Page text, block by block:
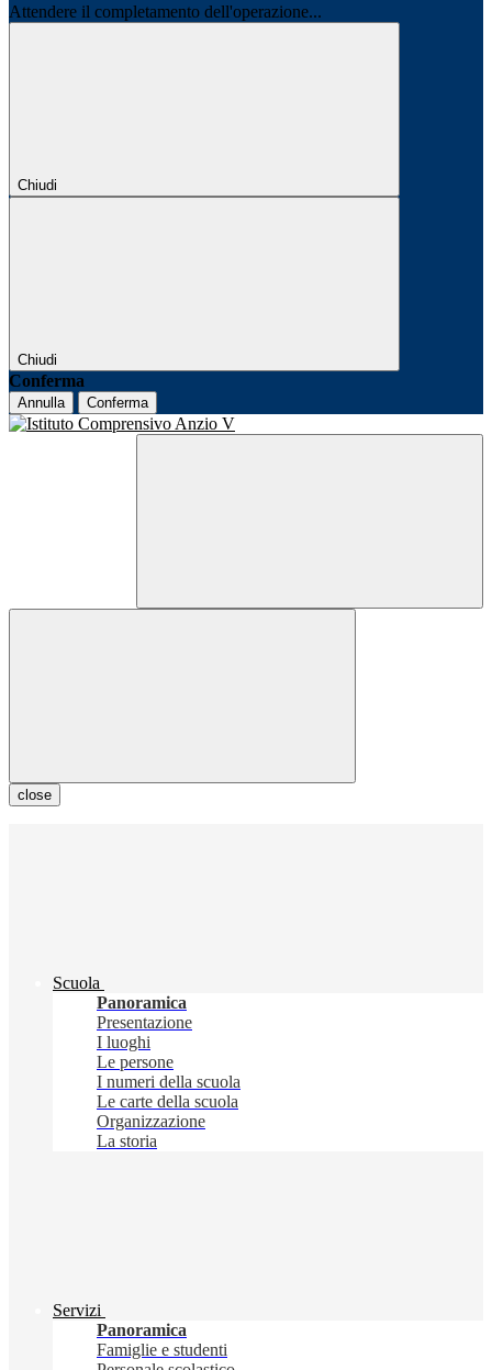
Attendere il completamento dell'operazione...
Chiudi
Chiudi
Conferma
Annulla Conferma
close
Scuola
Panoramica
Presentazione
I luoghi
Le persone
I numeri della scuola
Le carte della scuola
Organizzazione
La storia
Servizi
Panoramica
Famiglie e studenti